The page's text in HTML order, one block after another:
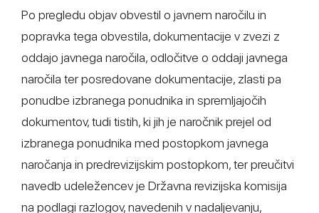
Po pregledu objav obvestil o javnem naročilu in
popravka tega obvestila, dokumentacije v zvezi z
oddajo javnega naročila, odločitve o oddaji javnega
naročila ter posredovane dokumentacije, zlasti pa
ponudbe izbranega ponudnika in spremljajočih
dokumentov, tudi tistih, ki jih je naročnik prejel od
izbranega ponudnika med postopkom javnega
naročanja in predrevizijskim postopkom, ter preučitvi
navedb udeležencev je Državna revizijska komisija
na podlagi razlogov, navedenih v nadaljevanju,